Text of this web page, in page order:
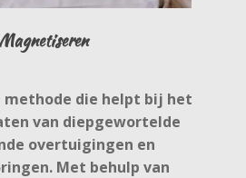
Magnetiseren
methode die helpt bij het
van diepgewortelde
overtuigingen en
Met behulp van